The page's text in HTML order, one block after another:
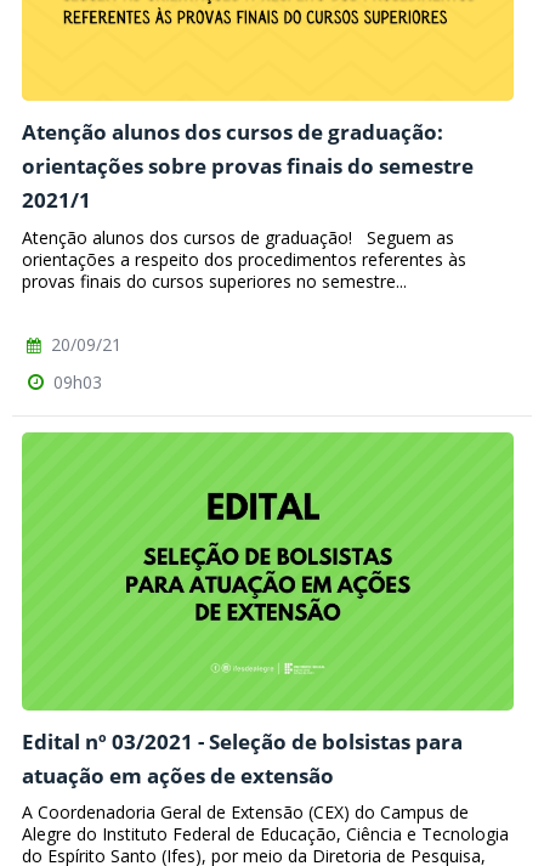
Atenção alunos dos cursos de graduação:
orientações sobre provas finais do semestre
2021/1
Atenção alunos dos cursos de graduação! Seguem as
orientações a respeito dos procedimentos referentes às
provas finais do cursos superiores no semestre...
20/09/21
09h03
Edital nº 03/2021 - Seleção de bolsistas para
atuação em ações de extensão
A Coordenadoria Geral de Extensão (CEX) do Campus de
Alegre do Instituto Federal de Educação, Ciência e Tecnologia
do Espírito Santo (Ifes), por meio da Diretoria de Pesquisa,